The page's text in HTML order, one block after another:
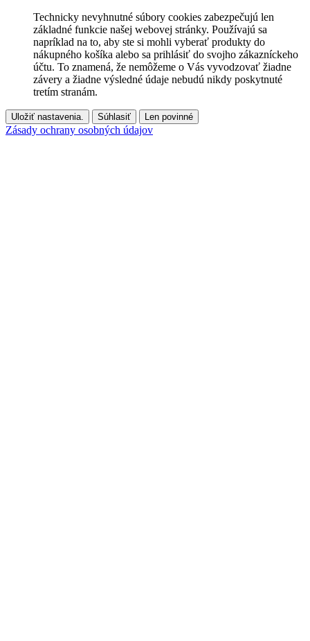
Technicky nevyhnutné súbory cookies zabezpečujú len
základné funkcie našej webovej stránky. Používajú sa
napríklad na to, aby ste si mohli vyberať produkty do
nákupného košíka alebo sa prihlásiť do svojho zákazníckeho
účtu. To znamená, že nemôžeme o Vás vyvodzovať žiadne
závery a žiadne výsledné údaje nebudú nikdy poskytnuté
tretím stranám.
Uložiť nastavenia. Súhlasiť Len povinné
Zásady ochrany osobných údajov